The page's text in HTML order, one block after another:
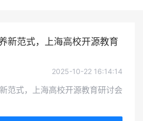
新范式，上海高校开源教育
2025-10-22 16:14:14
范式，上海高校开源教育研讨会